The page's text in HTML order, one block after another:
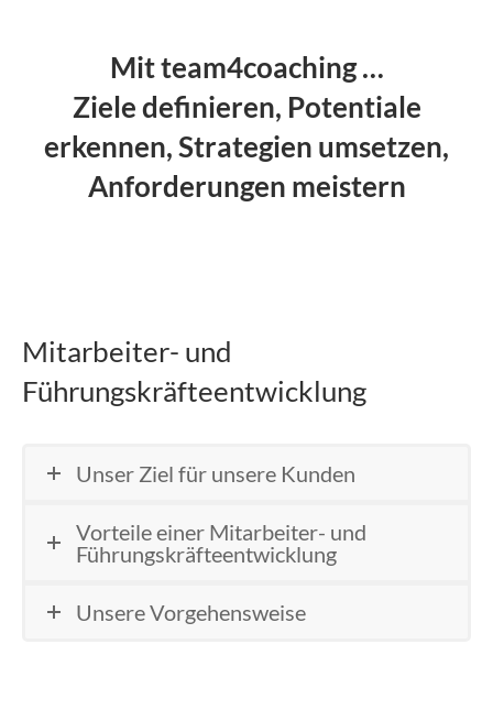
Mit team4coaching …
Ziele definieren, Potentiale
erkennen, Strategien umsetzen,
Anforderungen meistern
Mitarbeiter- und
Führungskräfteentwicklung
Unser Ziel für unsere Kunden
Vorteile einer Mitarbeiter- und
Führungskräfteentwicklung
Unsere Vorgehensweise